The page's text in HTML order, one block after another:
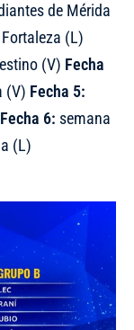
de Mérida
(L)
(V) Fecha
(V) Fecha 5:
Fecha 6: semana
(L)